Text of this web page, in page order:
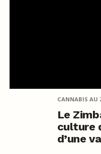
CANNABIS AU
Le
culture
d’une